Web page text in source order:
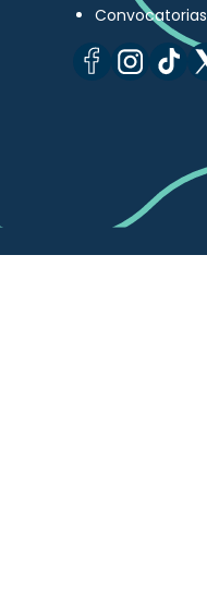
Convocatorias